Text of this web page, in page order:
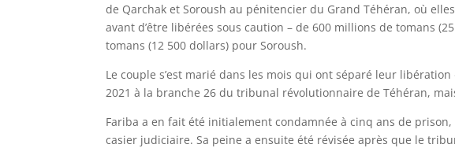
de Qarchak et Soroush au pénitencier du Grand Téhéran, où
avant d’être libérées sous caution – de 600 millions de tomans
tomans (12 500 dollars) pour Soroush.
Le couple s’est marié dans les mois qui ont séparé leur
2021 à la branche 26 du tribunal révolutionnaire de Téhéran,
Fariba a en fait été initialement condamnée à cinq ans de
casier judiciaire. Sa peine a ensuite été révisée après que le